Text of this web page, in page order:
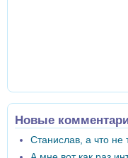
Новые
Станислав, а что не